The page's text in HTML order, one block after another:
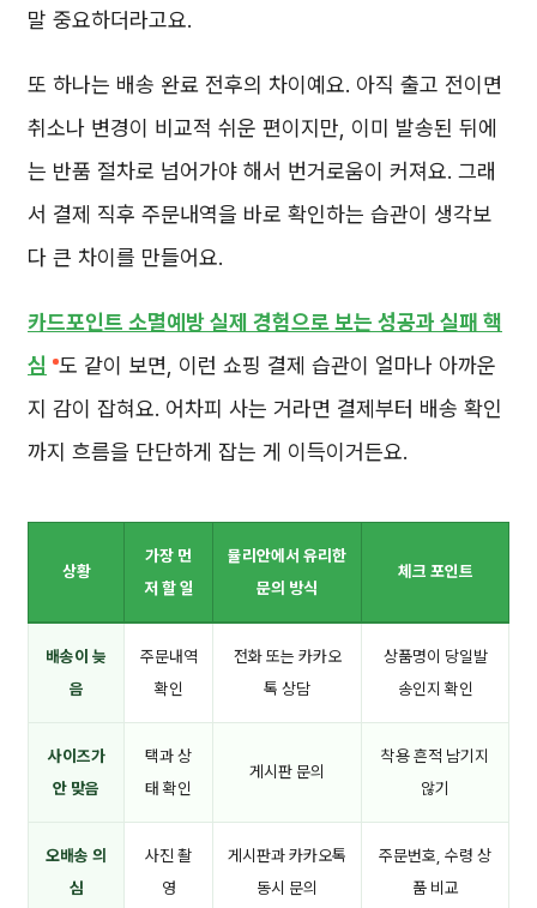
말 중요하더라고요.
또 하나는 배송 완료 전후의 차이예요. 아직 출고 전이면
취소나 변경이 비교적 쉬운 편이지만, 이미 발송된 뒤에
는 반품 절차로 넘어가야 해서 번거로움이 커져요. 그래
서 결제 직후 주문내역을 바로 확인하는 습관이 생각보
다 큰 차이를 만들어요.
카드포인트 소멸예방 실제 경험으로 보는 성공과 실패 핵
심 도 같이 보면, 이런 쇼핑 결제 습관이 얼마나 아까운
지 감이 잡혀요. 어차피 사는 거라면 결제부터 배송 확인
까지 흐름을 단단하게 잡는 게 이득이거든요.
상황
가장 먼
저 할 일
뮬리안에서 유리한
문의 방식
체크 포인트
배송이 늦
음
주문내역
확인
전화 또는 카카오
톡 상담
상품명이 당일발
송인지 확인
사이즈가
안 맞음
택과 상
태 확인
게시판 문의
착용 흔적 남기지
않기
오배송 의
심
사진 촬
영
게시판과 카카오톡
동시 문의
주문번호, 수령 상
품 비교